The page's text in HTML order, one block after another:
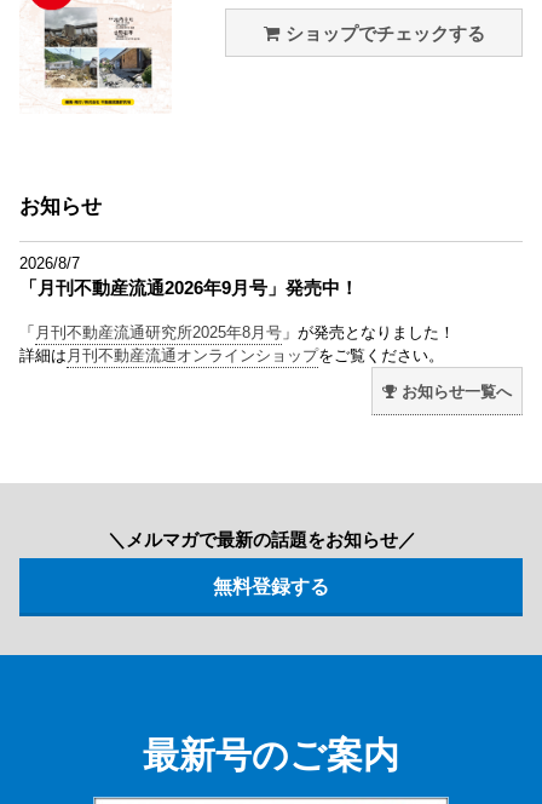
ショップでチェックする
お知らせ
2026/8/7
「月刊不動産流通2026年9月号」発売中！
「 月刊不動産流通研究所2025年8月号 」が発売となりました！
詳細は 月刊不動産流通オンラインショップをご覧ください。
お知らせ一覧へ
＼メルマガで最新の話題をお知らせ／
最新号のご案内